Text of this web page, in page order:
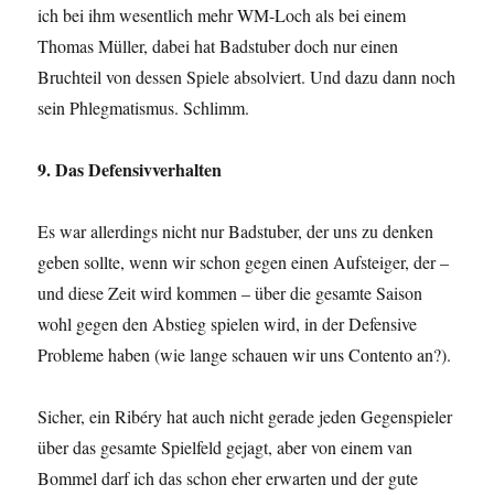
ich bei ihm wesentlich mehr WM-Loch als bei einem
Thomas Müller, dabei hat Badstuber doch nur einen
Bruchteil von dessen Spiele absolviert. Und dazu dann noch
sein Phlegmatismus. Schlimm.
9. Das Defensivverhalten
Es war allerdings nicht nur Badstuber, der uns zu denken
geben sollte, wenn wir schon gegen einen Aufsteiger, der –
und diese Zeit wird kommen – über die gesamte Saison
wohl gegen den Abstieg spielen wird, in der Defensive
Probleme haben (wie lange schauen wir uns Contento an?).
Sicher, ein Ribéry hat auch nicht gerade jeden Gegenspieler
über das gesamte Spielfeld gejagt, aber von einem van
Bommel darf ich das schon eher erwarten und der gute